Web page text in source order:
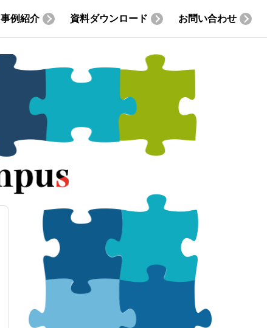
事例紹介 資料ダウンロード お問い合わせ